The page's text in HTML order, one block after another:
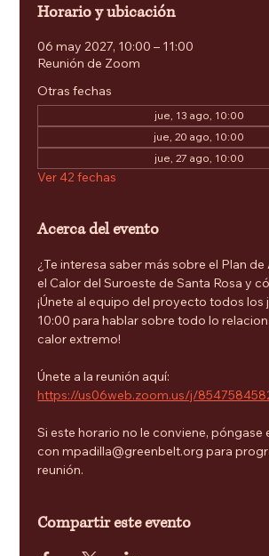
Horario y ubicación
06 may 2027, 10:00 – 11:00
Reunión de Zoom
Otras fechas
jue, 13 ago, 10:00
jue, 20 ago, 10:00
jue, 27 ago, 10:00
Ver 42 fechas
Acerca del evento
¿Te interesa saber más sobre el Plan
el Calor del Suroeste de Santa Rosa y
¡Únete al equipo del proyecto todos los
10:00 para hablar sobre todo lo
calor extremo!
Únete a la reunión aquí:
https://us06web.zoom.us/j/
Si este horario no le conviene, póngase
con mpadilla@greenbelt.org para
reunión.
Compartir este evento